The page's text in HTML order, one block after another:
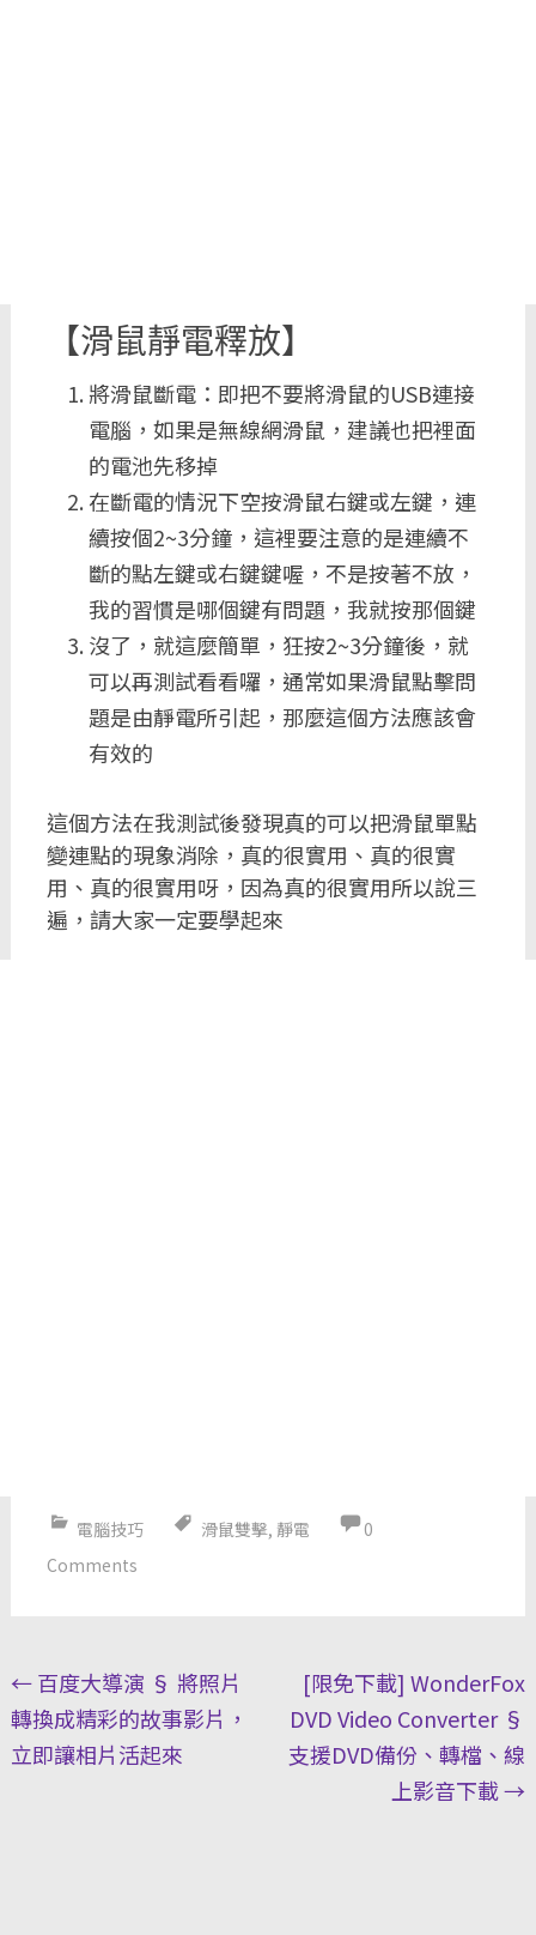
【滑鼠靜電釋放】
將滑鼠斷電：即把不要將滑鼠的USB連接
電腦，如果是無線網滑鼠，建議也把裡面
的電池先移掉
在斷電的情況下空按滑鼠右鍵或左鍵，連
續按個2~3分鐘，這裡要注意的是連續不
斷的點左鍵或右鍵鍵喔，不是按著不放，
我的習慣是哪個鍵有問題，我就按那個鍵
沒了，就這麼簡單，狂按2~3分鐘後，就
可以再測試看看囉，通常如果滑鼠點擊問
題是由靜電所引起，那麼這個方法應該會
有效的
這個方法在我測試後發現真的可以把滑鼠單點
變連點的現象消除，真的很實用、真的很實
用、真的很實用呀，因為真的很實用所以說三
遍，請大家一定要學起來
電腦技巧 滑鼠雙擊, 靜電
0
Comments
Post
navigation
←百度大導演 § 將照片
轉換成精彩的故事影片，
立即讓相片活起來
[限免下載] WonderFox
DVD Video Converter §
支援DVD備份、轉檔、線
上影音下載→